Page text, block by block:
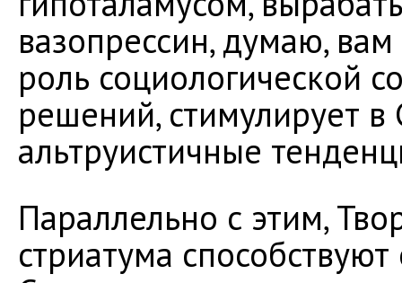
вазопрессин, думаю,
роль социологической
решений, стимулирует
альтруистичные
Параллельно с этим,
стриатума